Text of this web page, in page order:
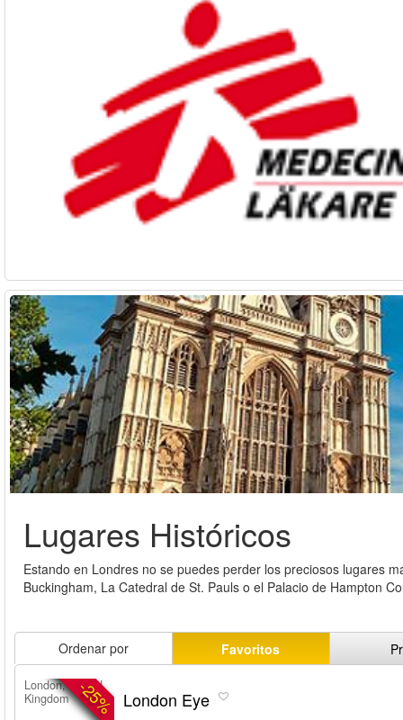
Lugares Históricos
Estando en Londres no se puedes perder los preciosos lugares
Buckingham, La Catedral de St. Pauls o el Palacio de Hampton
Ordenar por Favoritos
-25%
London, United
Kingdom
London Eye